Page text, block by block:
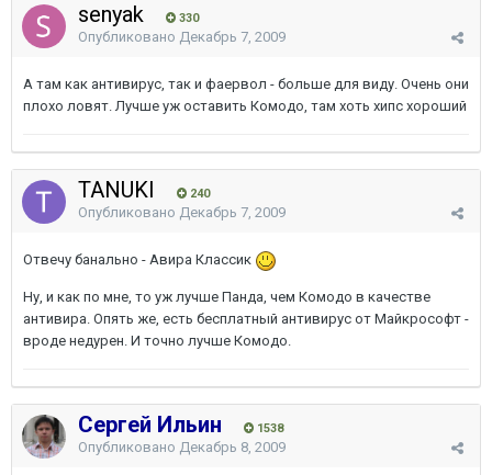
senyak 330
Опубликовано Декабрь 7, 2009
А там как антивирус, так и фаервол - больше для виду. Очень они
плохо ловят. Лучше уж оставить Комодо, там хоть хипс хороший
TANUKI 240
Опубликовано Декабрь 7, 2009
Отвечу банально - Авира Классик
Ну, и как по мне, то уж лучше Панда, чем Комодо в качестве
антивира. Опять же, есть бесплатный антивирус от Майкрософт -
вроде недурен. И точно лучше Комодо.
Сергей Ильин 1538
Опубликовано Декабрь 8, 2009